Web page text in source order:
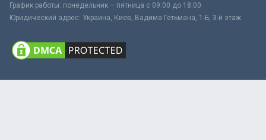
График работы: понедельник – пятница с 09:00 до 18:00
Юридический адрес: Украина, Киев, Вадима Гетьмана, 1-Б, 3-й этаж